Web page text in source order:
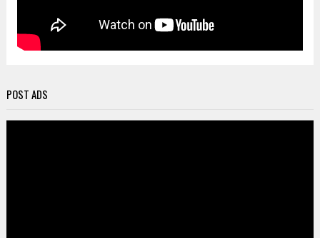
POST ADS